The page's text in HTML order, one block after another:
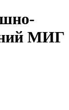
МИГ